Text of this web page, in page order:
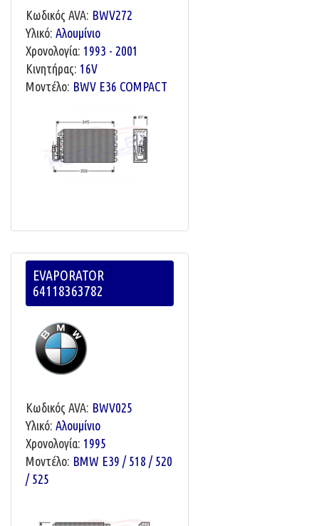
Κωδικός AVA: BWV272
Υλικό: Αλουμίνιο
Χρονολογία: 1993 - 2001
Κινητήρας: 16V
Μοντέλο: BWV E36 COMPACT
EVAPORATOR
64118363782
Κωδικός AVA: BWV025
Υλικό: Αλουμίνιο
Χρονολογία: 1995
Μοντέλο: BMW E39 / 518 / 520
/ 525